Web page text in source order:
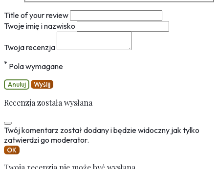
Title of your review
Twoje imię i nazwisko
Twoja recenzja
* Pola wymagane
Anuluj Wyślij
Recenzja została wysłana
Twój komentarz został dodany i będzie widoczny jak tylko
zatwierdzi go moderator.
OK